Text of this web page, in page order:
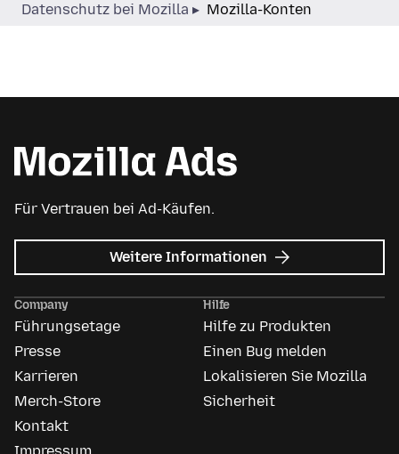
Datenschutz bei Mozilla Mozilla-Konten
Für Vertrauen bei Ad-Käufen.
Weitere Informationen zu
Mozilla
Company
Führungsetage
Presse
Karrieren
Merch-Store
Kontakt
Hilfe
Hilfe zu Produkten
Einen Bug melden
Lokalisieren Sie Mozilla
Sicherheit